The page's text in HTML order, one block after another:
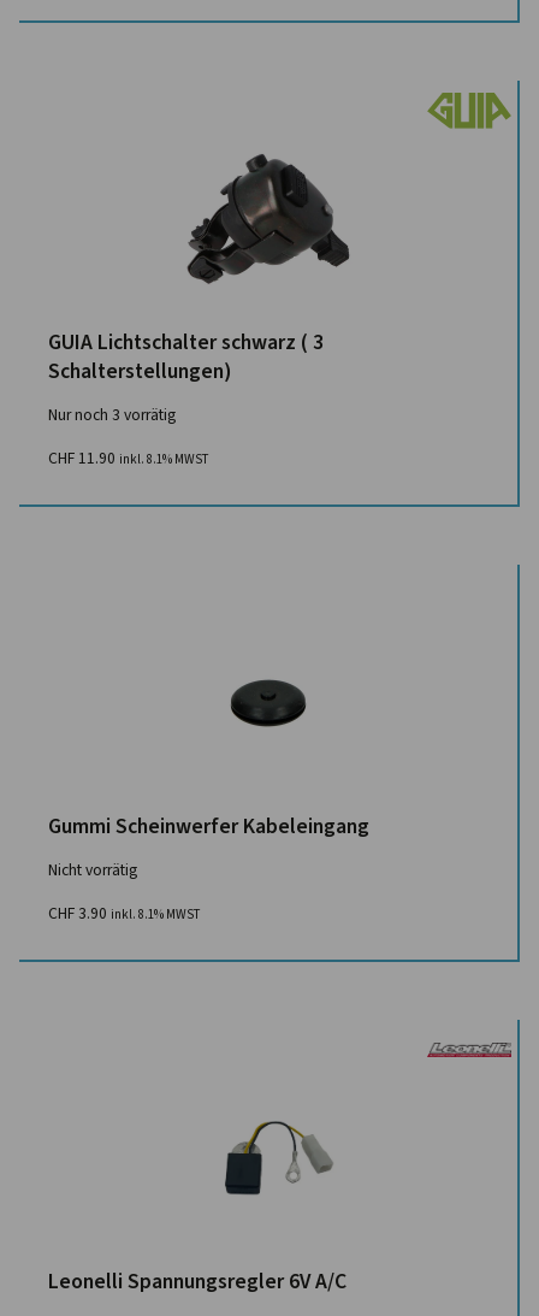
GUIA Lichtschalter schwarz ( 3
Schalterstellungen)
Nur noch 3 vorrätig
CHF 11.90 inkl. 8.1% MWST
Gummi Scheinwerfer Kabeleingang
Nicht vorrätig
CHF3.90 inkl. 8.1% MWST
Leonelli Spannungsregler 6V A/C